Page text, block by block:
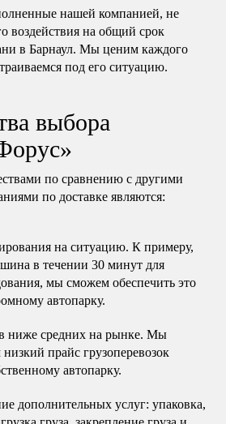
нашей компанией, не
воздействия на общий срок
в Барнаул. Мы ценим каждого
под его ситуацию.
выбора
по сравнению с другими
по доставке являются:
на ситуацию. К примеру,
в течении 30 минут для
мы сможем обеспечить это
автопарку.
ниже средних на рынке. Мы
прайс грузоперевозок
автопарку.
дополнительных услуг: упаковка,